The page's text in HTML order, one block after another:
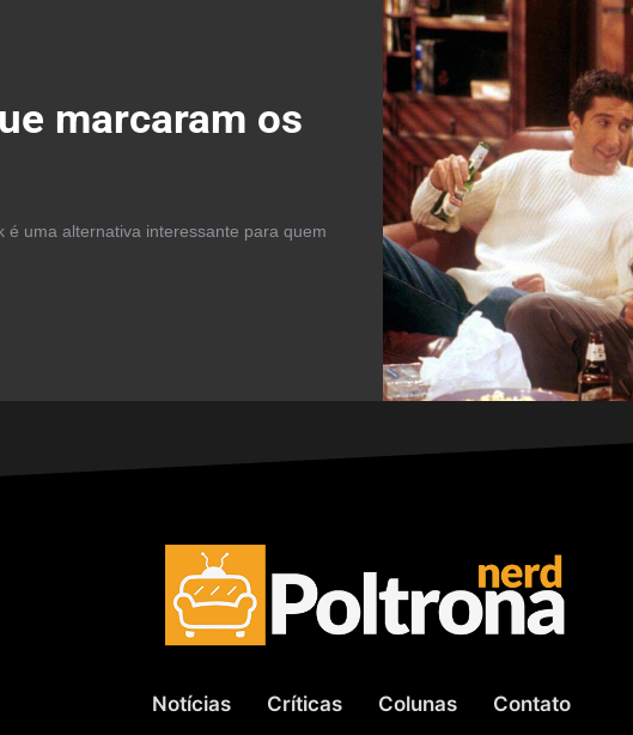
marcaram os
uma alternativa interessante para quem
Notícias Críticas Colunas Contato